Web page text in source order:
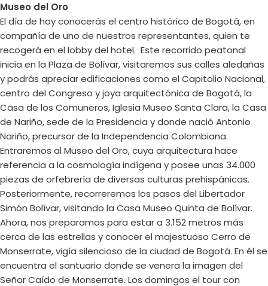
Museo del Oro
El día de hoy conocerás el centro histórico de Bogotá, en
compañía de uno de nuestros representantes, quien te
recogerá en el lobby del hotel. Este recorrido peatonal
inicia en la Plaza de Bolívar, visitaremos sus calles aledañas
y podrás apreciar edificaciones como el Capitolio Nacional,
centro del Congreso y joya arquitectónica de Bogotá, la
Casa de los Comuneros, Iglesia Museo Santa Clara, la Casa
de Nariño, sede de la Presidencia y donde nació Antonio
Nariño, precursor de la Independencia Colombiana.
Entraremos al Museo del Oro, cuya arquitectura hace
referencia a la cosmología indígena y posee unas 34.000
piezas de orfebrería de diversas culturas prehispánicas.
Posteriormente, recorreremos los pasos del Libertador
Simón Bolívar, visitando la Casa Museo Quinta de Bolívar.
Ahora, nos preparamos para estar a 3.152 metros más
cerca de las estrellas y conocer el majestuoso Cerro de
Monserrate, vigía silencioso de la ciudad de Bogotá. En él se
encuentra el santuario donde se venera la imagen del
Señor Caído de Monserrate. Los domingos el tour con